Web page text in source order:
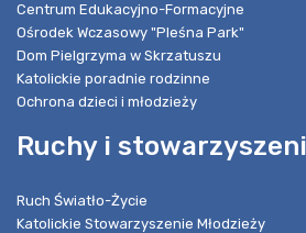
Centrum Edukacyjno-Formacyjne
Ośrodek Wczasowy "Pleśna Park"
Dom Pielgrzyma w Skrzatuszu
Katolickie poradnie rodzinne
Ochrona dzieci i młodzieży
Ruchy i
Ruch Światło-Życie
Katolickie Stowarzyszenie Młodzieży